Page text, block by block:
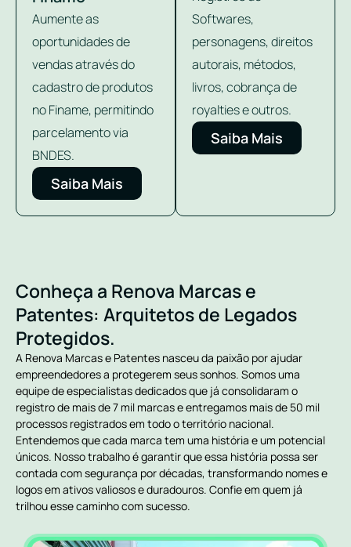
Aumente as
oportunidades de
vendas através do
cadastro de produtos
no Finame, permitindo
parcelamento via
BNDES.
Saiba Mais
Softwares,
personagens, direitos
autorais, métodos,
livros, cobrança de
royalties e outros.
Saiba Mais
Conheça a Renova Marcas e
Patentes: Arquitetos de Legados
Protegidos.
A Renova Marcas e Patentes nasceu da paixão por ajudar
empreendedores a protegerem seus sonhos. Somos uma
equipe de especialistas dedicados que já consolidaram o
registro de mais de 7 mil marcas e entregamos mais de 50 mil
processos registrados em todo o território nacional.
Entendemos que cada marca tem uma história e um potencial
únicos. Nosso trabalho é garantir que essa história possa ser
contada com segurança por décadas, transformando nomes e
logos em ativos valiosos e duradouros. Confie em quem já
trilhou esse caminho com sucesso.